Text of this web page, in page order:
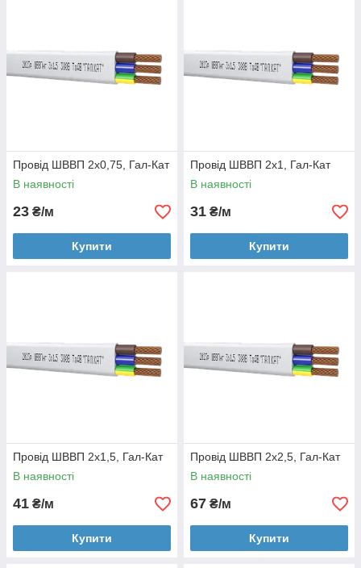
Провід ШВВП 2х0,75, Гал-Кат
В наявності
23 ₴/м
Купити
Провід ШВВП 2х1, Гал-Кат
В наявності
31 ₴/м
Купити
Провід ШВВП 2х1,5, Гал-Кат
В наявності
41 ₴/м
Купити
Провід ШВВП 2х2,5, Гал-Кат
В наявності
67 ₴/м
Купити